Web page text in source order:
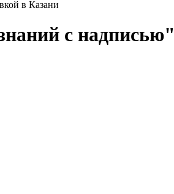
с надписью"